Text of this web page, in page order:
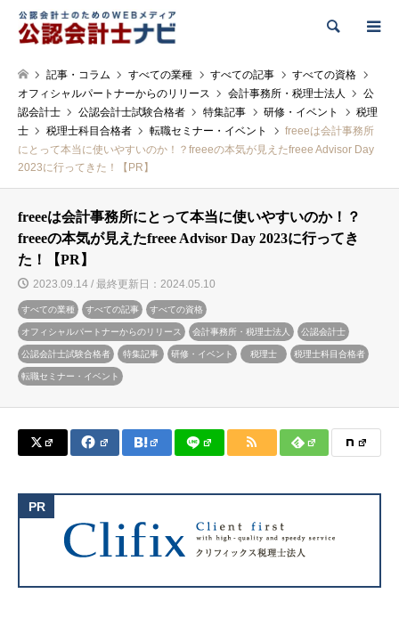
検索
記事・コラム すべての業種 すべての記事
すべての資格
オフィシャルパートナーからのリリース
会計事務所・税理士法人
公
認会計士
公認会計士試験合格者 特集記事 研修・イベント
税理
士
税理士科目合格者 転職セミナー・イベント
freeeは会計事務所
にとって本当に使いやすいのか！？freeeの本気が見えたfreee Advisor Day
2023に行ってきた！【PR】
freeeは会計事務所にとって本当に使いやすいのか！？
freeeの本気が見えたfreee Advisor Day 2023に行ってき
た！【PR】
2023.09.14 / 最終更新日：2024.05.10
すべての業種 すべての記事 すべての資格
オフィシャルパートナーからのリリース 会計事務所・税理士法人 公認会計士
公認会計士試験合格者 特集記事 研修・イベント 税理士 税理士科目合格者
転職セミナー・イベント